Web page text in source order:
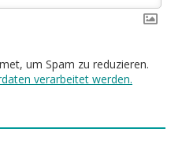
um Spam zu reduzieren.
verarbeitet werden.